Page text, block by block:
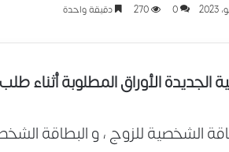
0
270 دقيقة واحدة
الجديدة الأوراق المطلوبة أثناء
الشخصية للزوج ، و البطاقة